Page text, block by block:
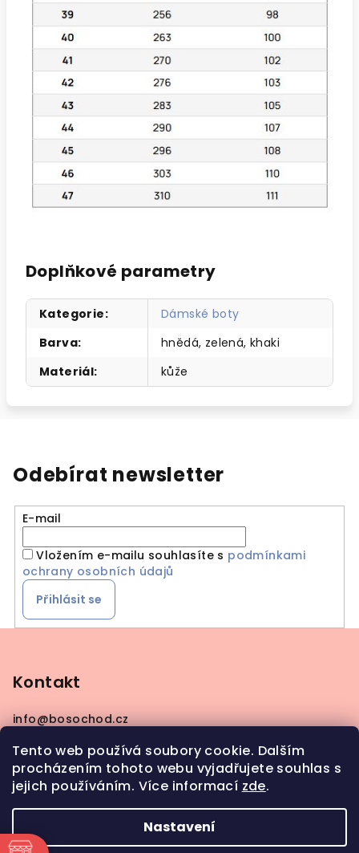
Tento web používá soubory cookie. Dalším
procházením tohoto webu vyjadřujete souhlas s
jejich používáním. Více informací zde.
Nastavení
Doplňkové parametry
Kategorie:
Dámské boty
Barva:
hnědá, zelená, khaki
Materiál: kůže
Odebírat newsletter
E-mail
Vložením e-mailu souhlasíte s podmínkami
ochrany osobních údajů
Přihlásit se
t
Kontakt
info@bosochod.cz